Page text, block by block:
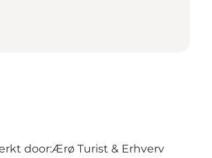
door:Ærø Turist & Erhverv